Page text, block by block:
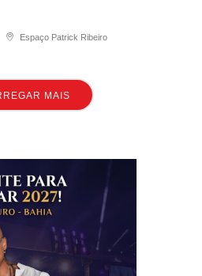
Espaço Patrick Ribeiro
MAIS